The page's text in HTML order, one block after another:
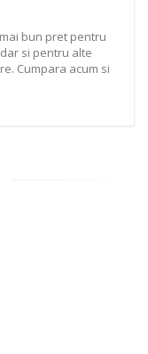
bun pret pentru
dar si pentru alte
Cumpara acum si